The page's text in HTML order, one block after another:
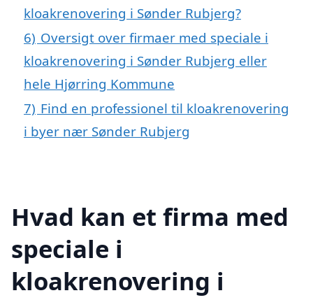
kloakrenovering i Sønder Rubjerg?
6) Oversigt over firmaer med speciale i
kloakrenovering i Sønder Rubjerg eller
hele Hjørring Kommune
7) Find en professionel til kloakrenovering
i byer nær Sønder Rubjerg
Hvad kan et firma med
speciale i
kloakrenovering i